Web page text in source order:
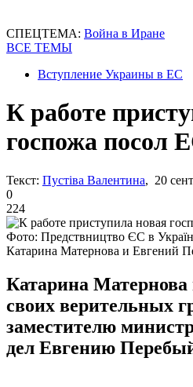
СПЕЦТЕМА: Война в Иране
ВСЕ ТЕМЫ
Вступление Украины в ЕС
К работе
госпожа посол
Текст: Пустіва Валентина, 20
0
224
Фото: Предствництво ЄС в
Катарина Матернова и Евгений
Катарина
своих верительных
заместителю
дел Евгению